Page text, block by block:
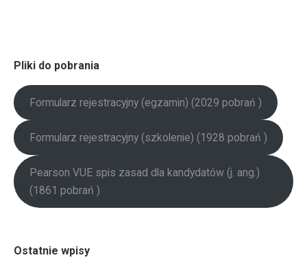
Pliki do pobrania
Formularz rejestracyjny (egzamin) (2029 pobrań )
Formularz rejestracyjny (szkolenie) (1928 pobrań )
Pearson VUE spis zasad dla kandydatów (j. ang.)
(1861 pobrań )
Ostatnie wpisy